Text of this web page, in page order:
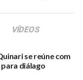
de entidades
ser implementado
DE-
Municipal e ainda
VÍDEOS
se reúne com
diálago